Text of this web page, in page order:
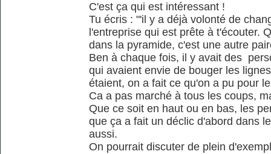
C'est ça qui est intéressant !
Tu écris : "'il y a déjà volonté de
l'entreprise qui est prête à t'écouter.
dans la pyramide, c'est une autre
Ben à chaque fois, il y avait des
qui avaient envie de bouger les
étaient, on a fait ce qu'on a pu pour
Ca a pas marché à tous les coups,
Que ce soit en haut ou en bas, les
que ça a fait un déclic d'abord dans
aussi.
On pourrait discuter de plein